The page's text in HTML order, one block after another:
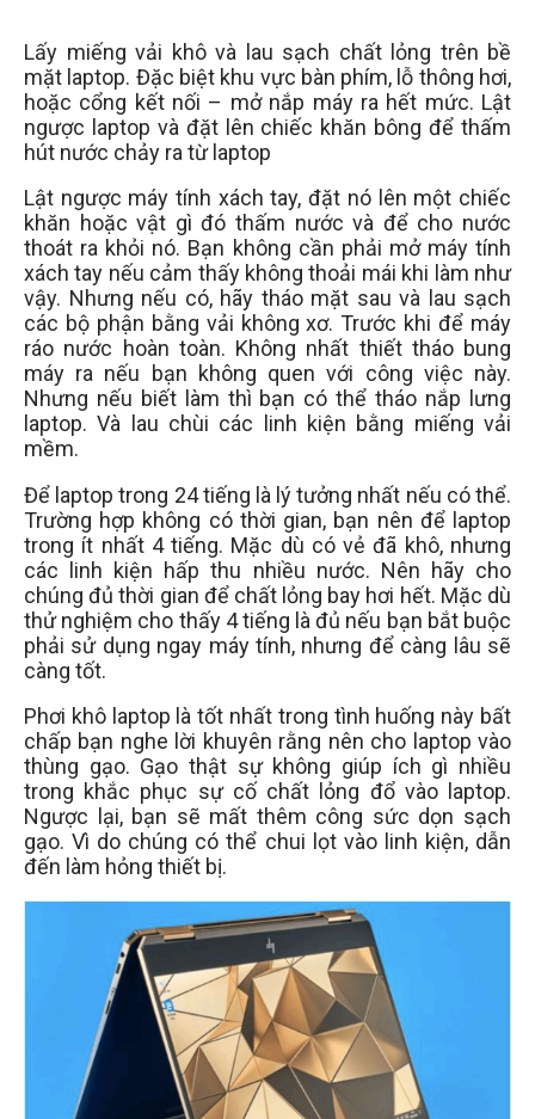
Lấy miếng vải khô và lau sạch chất lỏng trên bề
mặt laptop. Đặc biệt khu vực bàn phím, lỗ thông hơi,
hoặc cổng kết nối – mở nắp máy ra hết mức. Lật
ngược laptop và đặt lên chiếc khăn bông để thấm
hút nước chảy ra từ laptop
Lật ngược máy tính xách tay, đặt nó lên một chiếc
khăn hoặc vật gì đó thấm nước và để cho nước
thoát ra khỏi nó. Bạn không cần phải mở máy tính
xách tay nếu cảm thấy không thoải mái khi làm như
vậy. Nhưng nếu có, hãy tháo mặt sau và lau sạch
các bộ phận bằng vải không xơ. Trước khi để máy
ráo nước hoàn toàn. Không nhất thiết tháo bung
máy ra nếu bạn không quen với công việc này.
Nhưng nếu biết làm thì bạn có thể tháo nắp lưng
laptop. Và lau chùi các linh kiện bằng miếng vải
mềm.
Để laptop trong 24 tiếng là lý tưởng nhất nếu có thể.
Trường hợp không có thời gian, bạn nên để laptop
trong ít nhất 4 tiếng. Mặc dù có vẻ đã khô, nhưng
các linh kiện hấp thu nhiều nước. Nên hãy cho
chúng đủ thời gian để chất lỏng bay hơi hết. Mặc dù
thử nghiệm cho thấy 4 tiếng là đủ nếu bạn bắt buộc
phải sử dụng ngay máy tính, nhưng để càng lâu sẽ
càng tốt.
Phơi khô laptop là tốt nhất trong tình huống này bất
chấp bạn nghe lời khuyên rằng nên cho laptop vào
thùng gạo. Gạo thật sự không giúp ích gì nhiều
trong khắc phục sự cố chất lỏng đổ vào laptop.
Ngược lại, bạn sẽ mất thêm công sức dọn sạch
gạo. Vì do chúng có thể chui lọt vào linh kiện, dẫn
đến làm hỏng thiết bị.